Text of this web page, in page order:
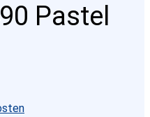
Pastel